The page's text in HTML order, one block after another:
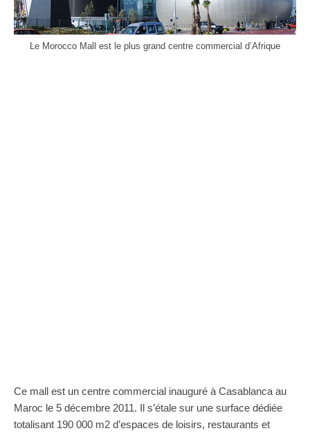
Le Morocco Mall est le plus grand centre commercial d’Afrique
Ce mall est un centre commercial inauguré à Casablanca au
Maroc le 5 décembre 2011. Il s’étale sur une surface dédiée
totalisant 190 000 m2 d’espaces de loisirs, restaurants et